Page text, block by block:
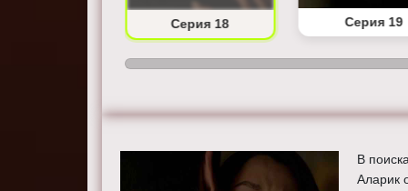
Серия 18 Серия 19
В
Аларик